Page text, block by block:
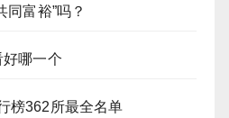
同富裕”吗？
哪一个
榜362所最全名单